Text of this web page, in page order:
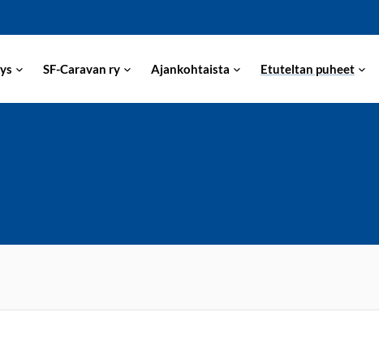
SF-Caravan ry Ajankohtaista Etuteltan puheet